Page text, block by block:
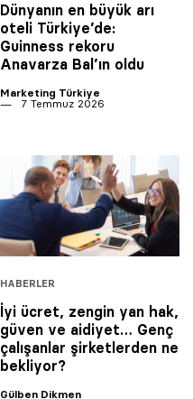
Dünyanın en büyük arı
oteli Türkiye’de:
Guinness rekoru
Anavarza Bal’ın oldu
Marketing Türkiye
7 Temmuz 2026
HABERLER
İyi ücret, zengin yan hak,
güven ve aidiyet… Genç
çalışanlar şirketlerden ne
bekliyor?
Gülben Dikmen